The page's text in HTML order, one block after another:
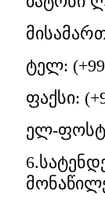
ტელ:
ფაქსი:
ელ-